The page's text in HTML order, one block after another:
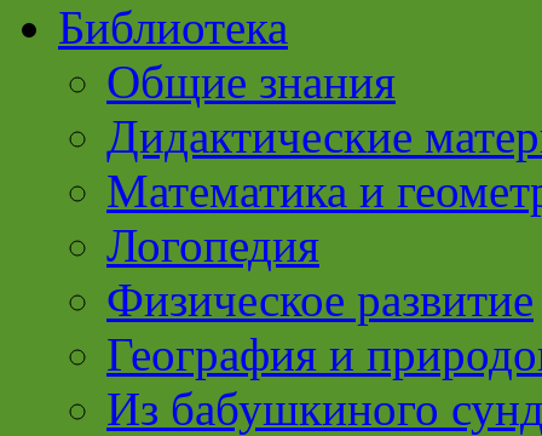
Библиотека
Общие знания
Дидактические
Математика и
Логопедия
Физическое развитие
География и
Из бабушкиного